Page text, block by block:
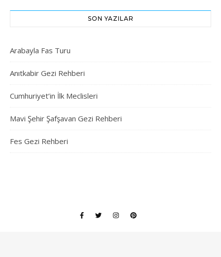
SON YAZILAR
Arabayla Fas Turu
Anıtkabir Gezi Rehberi
Cumhuriyet’in İlk Meclisleri
Mavi Şehir Şafşavan Gezi Rehberi
Fes Gezi Rehberi